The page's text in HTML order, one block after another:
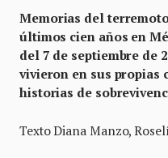
Memorias del
últimos cien años en
del 7 de septiembre de
vivieron en sus propias
historias de
Texto Diana Manzo,